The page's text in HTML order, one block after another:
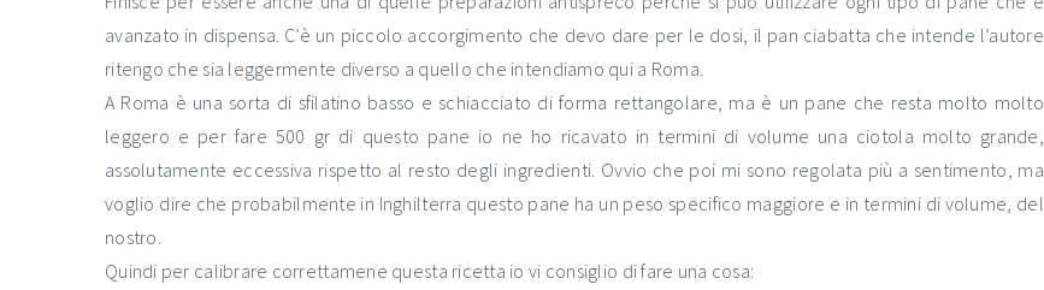
avanzato in dispensa. C’è un piccolo accorgimento che devo dare per le dosi, il pan ciabatta che intende l’autore
ritengo che sia leggermente diverso a quello che intendiamo qui a Roma.
A Roma è una sorta di sfilatino basso e schiacciato di forma rettangolare, ma è un pane che resta molto molto
leggero e per fare 500 gr di questo pane io ne ho ricavato in termini di volume una ciotola molto grande,
assolutamente eccessiva rispetto al resto degli ingredienti. Ovvio che poi mi sono regolata più a sentimento, ma
voglio dire che probabilmente in Inghilterra questo pane ha un peso specifico maggiore e in termini di volume, del
nostro.
Quindi per calibrare correttamene questa ricetta io vi consiglio di fare una cosa: